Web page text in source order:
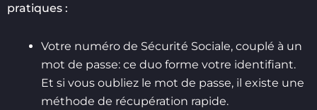
pratiques :
Votre numéro de Sécurité Sociale, couplé à un
mot de passe: ce duo forme votre identifiant.
Et si vous oubliez le mot de passe, il existe une
méthode de récupération rapide.